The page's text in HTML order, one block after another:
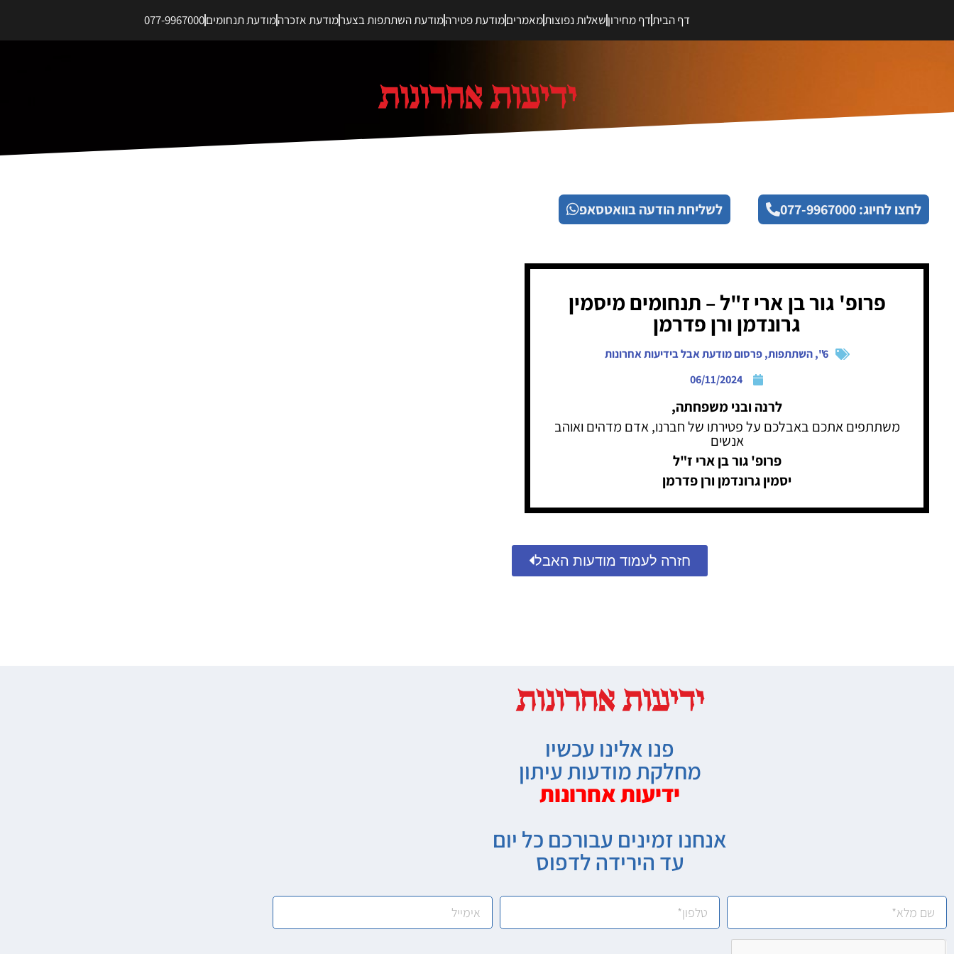
דף הביתדף מחירוןשאלות נפוצותמאמריםמודעת פטירהמודעת השתתפות בצערמודעת אזכרהמודעת תנחומים077-9967000
לחצו לחיוג: 077-9967000 לשליחת הודעה בוואטסאפ
פרופ' גור בן ארי ז"ל – תנחומים מיסמין
גרונדמן ורן פדרמן
6"
,השתתפות,פרסום מודעת אבל בידיעות אחרונות
06/11/2024
לרנה ובני משפחתה,
משתתפים אתכם באבלכם על פטירתו של חברנו, אדם מדהים ואוהב
אנשים
פרופ' גור בן ארי ז"ל
יסמין גרונדמן ורן פדרמן
חזרה לעמוד מודעות האבל
פנו אלינו עכשיו
מחלקת מודעות עיתון
ידיעות אחרונות
אנחנו זמינים עבורכם כל יום
עד הירידה לדפוס